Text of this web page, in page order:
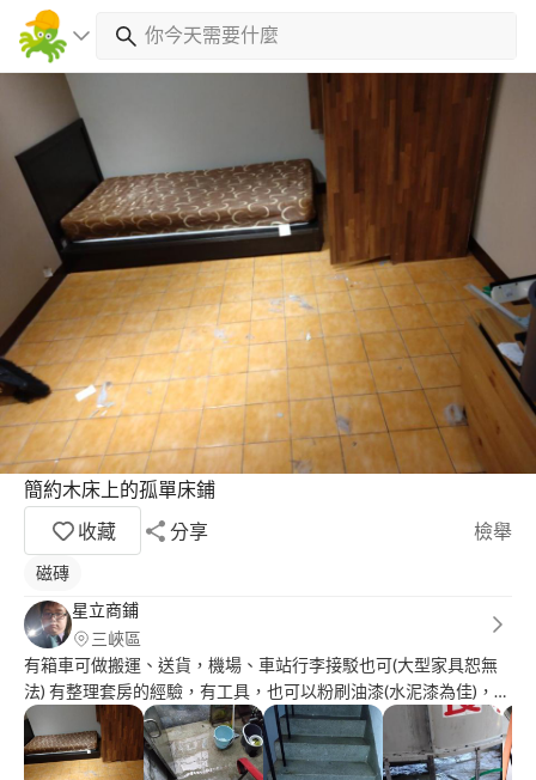
簡約木床上的孤單床鋪
收藏
分享 檢舉
磁磚
星立商鋪
三峽區
有箱車可做搬運、送貨，機場、車站行李接駁也可(大型家具恕無
法) 有整理套房的經驗，有工具，也可以粉刷油漆(水泥漆為佳)，若
整理空房子我可以。有需要割草的話我也做過，以前當兵就割草的
冷氣、水塔、油煙機、洗衣機也有配合的人可以來做。